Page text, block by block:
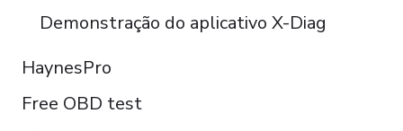
Demonstração do aplicativo X-Diag
HaynesPro
Free OBD test